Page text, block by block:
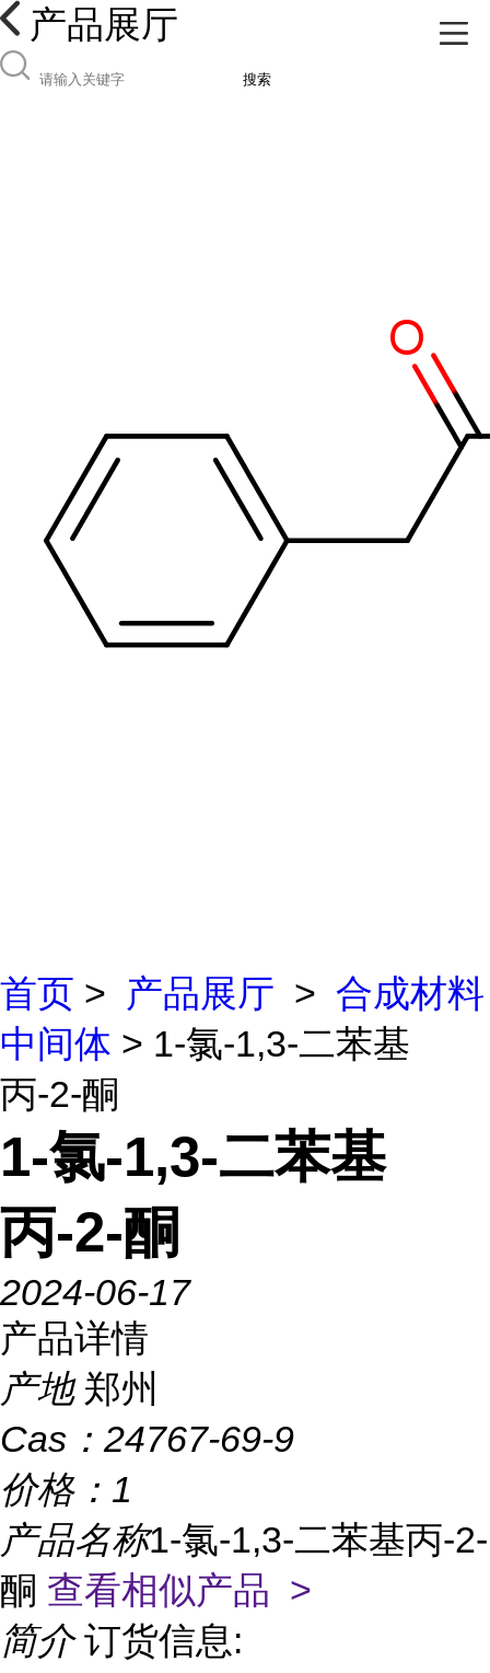
产品展厅
搜索
首页 > 产品展厅 > 合成材料
中间体 > 1-氯-1,3-二苯基
丙-2-酮
1-氯-1,3-二苯基
丙-2-酮
2024-06-17
产品详情
产地 郑州
Cas： 24767-69-9
价格： 1
产品名称1-氯-1,3-二苯基丙-2-
酮 查看相似产品 >
简介 订货信息: